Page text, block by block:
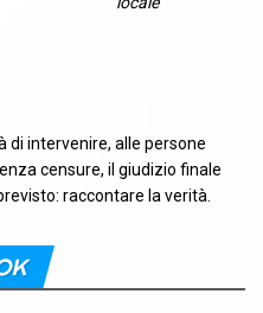
di intervenire, alle persone
censure, il giudizio finale
raccontare la verità.